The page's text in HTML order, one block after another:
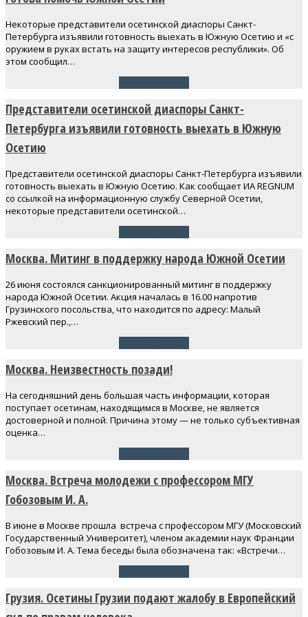
Некоторые представители осетинской диаспоры Санкт-
Петербурга изъявили готовность выехать в Южную Осетию и «с
оружием в руках встать на защиту интересов республики». Об
этом сообщил…
Представители осетинской диаспоры Санкт-
Петербурга изъявили готовность выехать в Южную
Осетию
Представители осетинской диаспоры Санкт-Петербурга изъявили
готовность выехать в Южную Осетию. Как сообщает ИА REGNUM
со ссылкой на информационную службу Северной Осетии,
некоторые представители осетинской…
Москва. Митинг в поддержку народа Южной Осетии
26 июня состоялся санкционированный митинг в поддержку
народа Южной Осетии. Акция началась в 16.00 напротив
Грузинского посольства, что находится по адресу: Малый
Ржевский пер.,…
Москва. Неизвестность позади!
На сегодняшний день большая часть информации, которая
поступает осетинам, находящимся в Москве, не является
достоверной и полной. Причина этому — не только субъективная
оценка…
Москва. Встреча молодежи с профессором МГУ
Гобозовым И. А.
В июне в Москве прошла встреча с профессором МГУ (Московский
Государственный Университет), членом академии наук Франции
Гобозовым И. А. Тема беседы была обозначена так: «Встречи…
Грузия. Осетины Грузии подают жалобу в Европейский